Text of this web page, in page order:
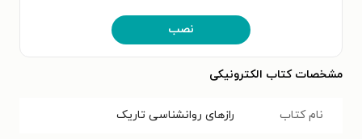
نصب
مشخصات کتاب الکترونیکی
نام کتاب رازهای روانشناسی تاریک